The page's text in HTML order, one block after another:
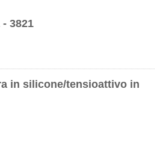
3821
in silicone/tensioattivo in